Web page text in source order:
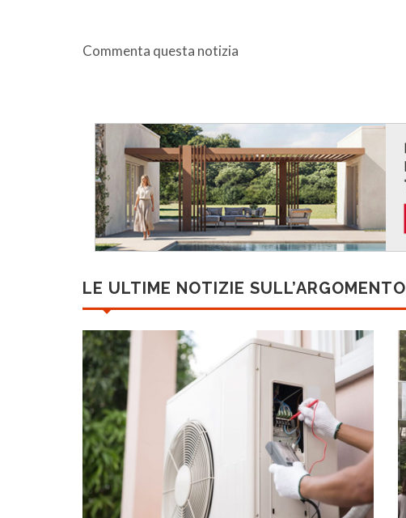
Commenta questa notizia
LE ULTIME NOTIZIE SULL’ARGOMENTO